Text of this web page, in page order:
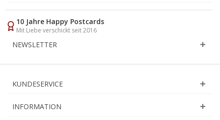
10 Jahre Happy Postcards
Mit Liebe verschickt seit 2016
NEWSLETTER
KUNDESERVICE
INFORMATION